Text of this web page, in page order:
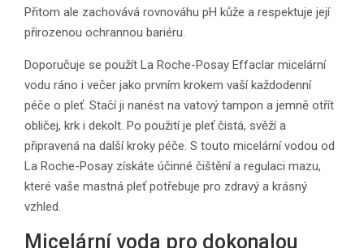
Přitom ale zachovává rovnováhu pH kůže a respektuje její
přirozenou ochrannou bariéru.
Doporučuje se použít La Roche-Posay Effaclar micelární
vodu ráno i večer jako prvním krokem vaší každodenní
péče o pleť. Stačí ji nanést na vatový tampon a jemně otřít
obličej, krk i dekolt. Po použití je pleť čistá, svěží a
připravená na další kroky péče. S touto micelární vodou od
La Roche-Posay získáte účinné čištění a regulaci mazu,
které vaše mastná pleť potřebuje pro zdravý a krásný
vzhled.
Micelární voda pro dokonalou